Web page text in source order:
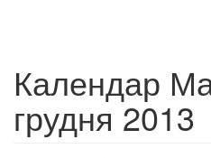
Календар
грудня 2013